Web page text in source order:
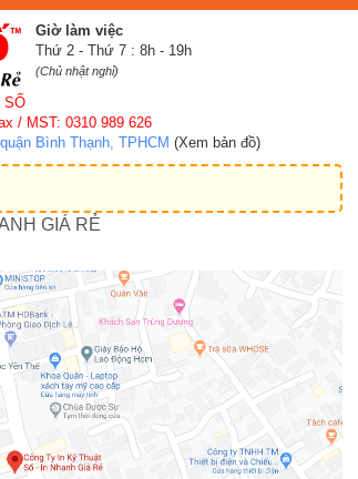
Giờ làm việc
Thứ 2 - Thứ 7 : 8h - 19h
(Chủ nhật nghỉ)
SỐ
/ MST: 0310 989 626
Bình Thạnh, TPHCM (Xem bản đồ)
GIÁ RẺ